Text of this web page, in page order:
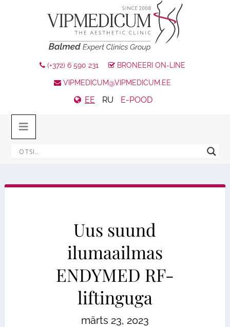
(+372) 6 590 231 BRONEERI ON-LINE
VIPMEDICUM@VIPMEDICUM.EE
EE RU E-POOD
Uus suund
ilumaailmas
ENDYMED RF-
liftinguga
märts 23, 2023